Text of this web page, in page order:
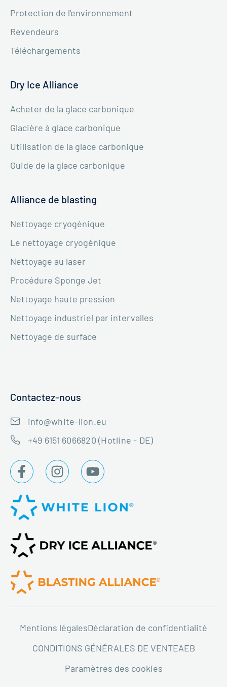
Protection de l'environnement
Revendeurs
Téléchargements
Dry Ice Alliance
Acheter de la glace carbonique
Glacière à glace carbonique
Utilisation de la glace carbonique
Guide de la glace carbonique
Alliance de blasting
Nettoyage cryogénique
Le nettoyage cryogénique
Nettoyage au laser
Procédure Sponge Jet
Nettoyage haute pression
Nettoyage industriel par intervalles
Nettoyage de surface
Contactez-nous
info@white-lion.eu
+49 6151 6066820 (Hotline - DE)
Mentions légalesDéclaration de confidentialité
CONDITIONS GÉNÉRALES DE VENTEAEB
Paramètres des cookies